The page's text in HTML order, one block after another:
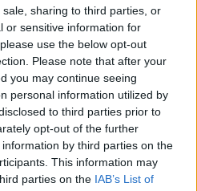
sharing to third parties, or
or sensitive information for
use the below opt-out
Please note that after your
you may continue seeing
personal information utilized by
to third parties prior to
opt-out of the further
by third parties on the
This information may
parties on the IAB’s List of
hittade visade sig vara ett
fick han ett tips om ett annan
Den hade köpts ny av en dam i
den till en yngling som hon
sommar ställde han undan den
Kenth Elwesthal tredje ägaren.